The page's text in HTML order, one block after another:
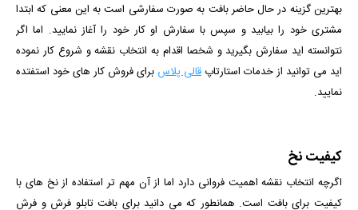
بهترین گزینه در حال حاضر بافت به صورت سفارشی است به این معنی که ابتدا
مشتری خود را بیابید و سپس با سفارش او کار خود را آغاز نمایید. اما اگر
نتوانسته اید سفارش بگیرید و شخصا اقدام به انتخاب نقشه و شروع کار نموده
اید می توانید از خدمات استارتاپ قالی پلاس برای فروش کار های خود استفتده
نمایید.
کیفیت نخ
اگرچه انتخاب نقشه اهمیت فروانی دارد اما از آن مهم تر استفاده از نخ های با
کیفیت برای بافت است. همانطور که می دانید برای بافت تابلو فرش و فرش